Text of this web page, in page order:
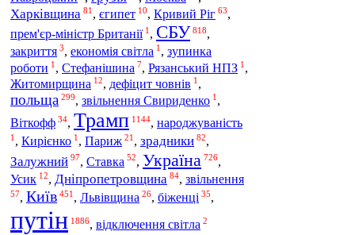
Харківщина 81 , єгипет 10, Кривий Ріг 63,
прем'єр-міністр Британії 1 , СБУ 818,
закриття 3, економія світла 1 , зупинка
роботи 1 , Стефанішина 7, Рязанський НПЗ 1 ,
Житомирщина 12, дефіцит човнів 1 ,
польща 299, звільнення Свириденко 1 ,
Віткофф 34, Трамп 1144, народжуваність
1 , Кирієнко 1 , Париж 21 , зрадники 82,
Залужний 97, Ставка 52, Україна 726,
Усик 12, Дніпропетровщина 84, звільнення
57, Київ 451 , Львівщина 26, біженці 35,
путін 1886, відключення світла 2